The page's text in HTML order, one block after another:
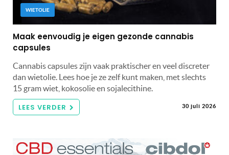
WIETOLIE
Maak eenvoudig je eigen gezonde cannabis
capsules
Cannabis capsules zijn vaak praktischer en veel discreter
dan wietolie. Lees hoe je ze zelf kunt maken, met slechts
15 gram wiet, kokosolie en sojalecithine.
LEES VERDER 30 juli 2026